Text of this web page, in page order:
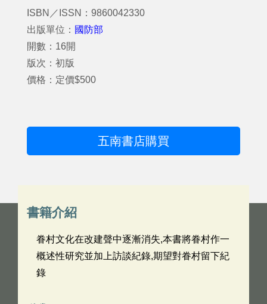
ISBN／ISSN：9860042330
出版單位： 國防部
開數：16開
版次：初版
價格：定價$500
五南書店購買
書籍介紹
眷村文化在改建聲中逐漸消失,本書將眷村作一
概述性研究並加上訪談紀錄,期望對眷村留下紀
錄